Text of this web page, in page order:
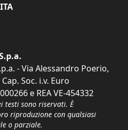
- Via Alessandro Poerio,
Soc. i.v. Euro
e REA VE-454332
testi sono riservati. È
riproduzione con qualsiasi
o parziale.